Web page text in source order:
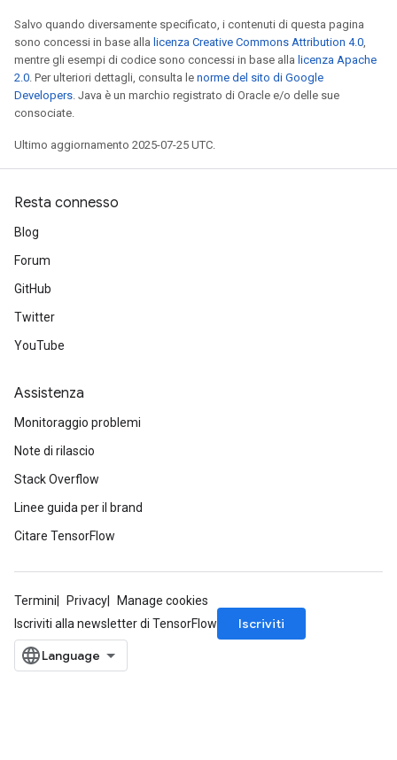
Salvo quando diversamente specificato, i contenuti di questa pagina
sono concessi in base alla licenza Creative Commons Attribution 4.0,
mentre gli esempi di codice sono concessi in base alla licenza Apache
2.0. Per ulteriori dettagli, consulta le norme del sito di Google
Developers. Java è un marchio registrato di Oracle e/o delle sue
consociate.
Ultimo aggiornamento 2025-07-25 UTC.
Resta connesso
Blog
Forum
GitHub
Twitter
YouTube
Assistenza
Monitoraggio problemi
Note di rilascio
Stack Overflow
Linee guida per il brand
Citare TensorFlow
Termini Privacy
Manage cookies
Iscriviti alla newsletter di TensorFlow
Iscriviti